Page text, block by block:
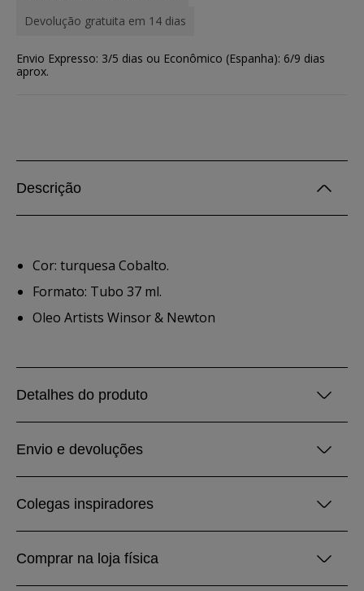
Devolução gratuita em 14 dias
Envio Expresso: 3/5 dias ou Econômico (Espanha): 6/9 dias
aprox.
Descrição
Cor: turquesa Cobalto.
Formato: Tubo 37 ml.
Oleo Artists Winsor & Newton
Detalhes do produto
Envio e devoluções
Colegas inspiradores
Comprar na loja física